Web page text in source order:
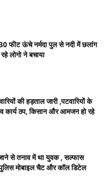
फीट ऊंचे नर्मदा पुल से नदी में छलांग
लोगो ने बचाया
की हड़ताल जारी ,पटवारियों के
कार्य ठप, किसान और आमजन हो रहे
से तनाव में था युवक , सल्फास
मोबाइल चैट और कॉल डिटेल